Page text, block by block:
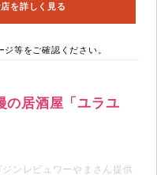
を詳しく見る
等をご確認ください。
の居酒屋「ユラユ
ンレビュワーやまさん提供